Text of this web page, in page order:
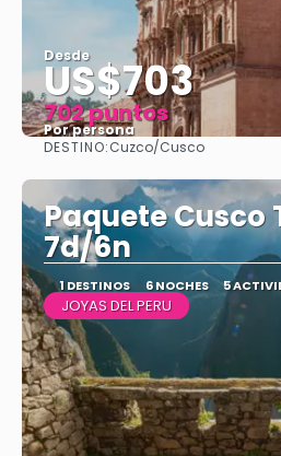
Desde
US$703
702 puntos
Por persona
DESTINO:Cuzco/Cusco
Paquete
7d/6n
1 DESTINOS 6 NOCHES 5
JOYAS DEL PERU